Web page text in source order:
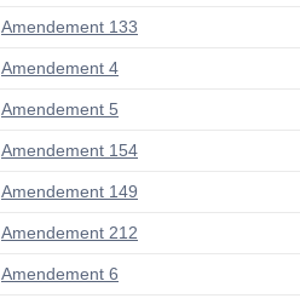
Amendement 133
Amendement 4
Amendement 5
Amendement 154
Amendement 149
Amendement 212
Amendement 6